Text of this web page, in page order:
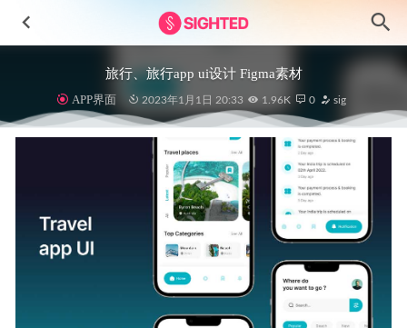
旅行、旅行app ui设计 Figma素材
APP界面 2023年1月1日 20:33 1.96K 0 sig
社交聊天app ui设计 .fig素材
2022-08-07
Astina-英文字体设计素材.otf .ttf .woff安装包 2024-11-28
2021-01-19